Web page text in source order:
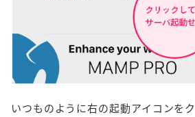
いつものように右の起動アイコンを